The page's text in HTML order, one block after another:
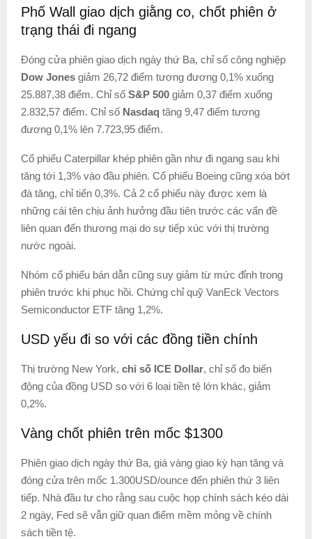
Phố Wall giao dịch giằng co, chốt phiên ở
trạng thái đi ngang
Đóng cửa phiên giao dịch ngày thứ Ba, chỉ số công nghiệp
Dow Jones giảm 26,72 điểm tương đương 0,1% xuống
25.887,38 điểm. Chỉ số S&P 500 giảm 0,37 điểm xuống
2.832,57 điểm. Chỉ số Nasdaq tăng 9,47 điểm tương
đương 0,1% lên 7.723,95 điểm.
Cổ phiếu Caterpillar khép phiên gần như đi ngang sau khi
tăng tới 1,3% vào đầu phiên. Cổ phiếu Boeing cũng xóa bớt
đà tăng, chỉ tiến 0,3%. Cả 2 cổ phiếu này được xem là
những cái tên chịu ảnh hưởng đầu tiên trước các vấn đề
liên quan đến thương mại do sự tiếp xúc với thị trường
nước ngoài.
Nhóm cổ phiếu bán dẫn cũng suy giảm từ mức đỉnh trong
phiên trước khi phục hồi. Chứng chỉ quỹ VanEck Vectors
Semiconductor ETF tăng 1,2%.
USD yếu đi so với các đồng tiền chính
Thị trường New York, chỉ số ICE Dollar, chỉ số đo biến
động của đồng USD so với 6 loại tiền tệ lớn khác, giảm
0,2%.
Vàng chốt phiên trên mốc $1300
Phiên giao dịch ngày thứ Ba, giá vàng giao kỳ hạn tăng và
đóng cửa trên mốc 1.300USD/ounce đến phiên thứ 3 liên
tiếp. Nhà đầu tư cho rằng sau cuộc họp chính sách kéo dài
2 ngày, Fed sẽ vẫn giữ quan điểm mềm mỏng về chính
sách tiền tệ.